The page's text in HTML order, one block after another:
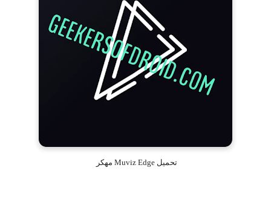
تحميلMuviz Edge ‎ مهكر